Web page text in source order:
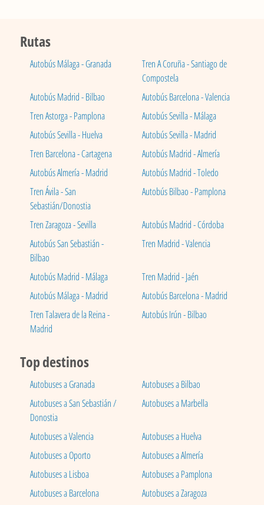
Rutas
Autobús Málaga - Granada
Tren A Coruña - Santiago de
Compostela
Autobús Madrid - Bilbao
Autobús Barcelona - Valencia
Tren Astorga - Pamplona
Autobús Sevilla - Málaga
Autobús Sevilla - Huelva
Autobús Sevilla - Madrid
Tren Barcelona - Cartagena
Autobús Madrid - Almería
Autobús Almería - Madrid
Autobús Madrid - Toledo
Tren Ávila - San
Sebastián/Donostia
Autobús Bilbao - Pamplona
Tren Zaragoza - Sevilla
Autobús Madrid - Córdoba
Autobús San Sebastián -
Bilbao
Tren Madrid - Valencia
Autobús Madrid - Málaga
Tren Madrid - Jaén
Autobús Málaga - Madrid
Autobús Barcelona - Madrid
Tren Talavera de la Reina -
Madrid
Autobús Irún - Bilbao
Top destinos
Autobuses a Granada
Autobuses a Bilbao
Autobuses a San Sebastián /
Donostia
Autobuses a Marbella
Autobuses a Valencia
Autobuses a Huelva
Autobuses a Oporto
Autobuses a Almería
Autobuses a Lisboa
Autobuses a Pamplona
Autobuses a Barcelona
Autobuses a Zaragoza